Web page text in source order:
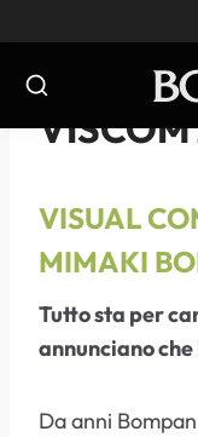
al
contenuto
EVENTI
VISCOM
VISUAL
MIMAKI
Tutto sta per
annunciano
Da anni